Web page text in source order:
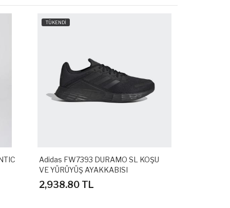
TÜKENDİ
Adidas FW7393 DURAMO SL KOŞU
VE YÜRÜYÜŞ AYAKKABISI
2,938.80 TL